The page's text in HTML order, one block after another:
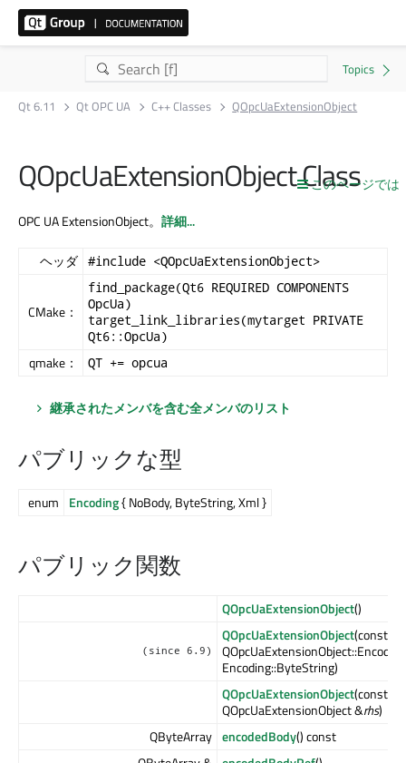
Qt 6.11 Qt OPC UA C++ Classes QOpcUaExtensionObject
このページでは
QOpcUaExtensionObject Class
OPC UA ExtensionObject。 詳細...
ヘッダ #include <QOpcUaExtensionObject>
CMake：
find_package(Qt6 REQUIRED COMPONENTS
OpcUa)
target_link_libraries(mytarget PRIVATE
Qt6::OpcUa)
qmake： QT += opcua
継承されたメンバを含む全メンバのリスト
パブリックな型
enum Encoding{ NoBody, ByteString, Xml }
パブリック関数
QOpcUaExtensionObject()
(since 6.9)
QOpcUaExtensionObject(const
Encoding::ByteString)
QOpcUaExtensionObject(const
QOpcUaExtensionObject &rhs)
QByteArray encodedBody() const